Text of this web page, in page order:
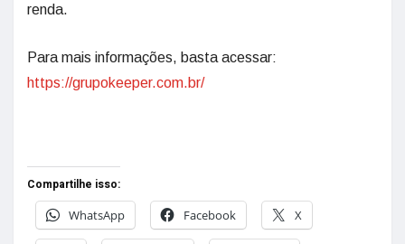
renda.
Para mais informações, basta acessar:
https://grupokeeper.com.br/
Compartilhe isso:
WhatsApp
Facebook X